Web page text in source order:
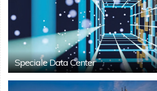
Speciale Data Center